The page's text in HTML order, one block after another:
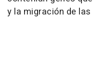
y la migración de